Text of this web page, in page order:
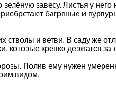
завесу. Листья у
багряные и
стволы и ветви. В саду же
которые крепко держатся за
Полив ему нужен
видом.